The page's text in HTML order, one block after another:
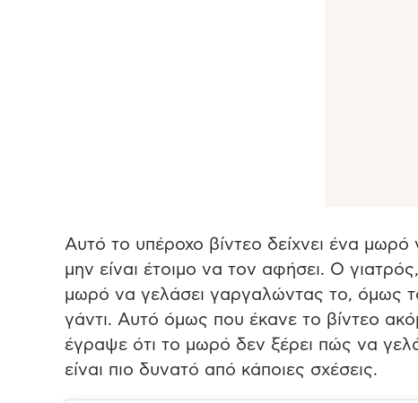
Αυτό το υπέροχο βίντεο δείχνει ένα
μην είναι έτοιμο να τον αφήσει. Ο
μωρό να γελάσει γαργαλώντας το, όμως
γάντι. Αυτό όμως που έκανε το βίντεο
έγραψε ότι το μωρό δεν ξέρει πώς να
είναι πιο δυνατό από κάποιες σχέσεις.